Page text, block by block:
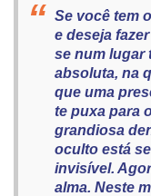
Se você tem
e deseja
se num lugar
absoluta, na
que uma
te puxa para
grandiosa
oculto está
invisível.
alma. Neste